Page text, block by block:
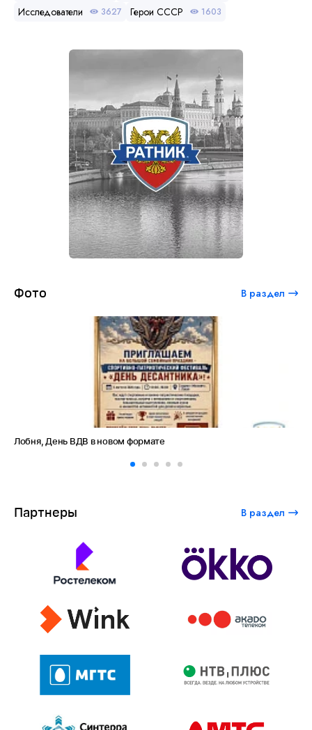
Исследователи 3627 Герои СССР 1603
Фото В раздел
Лобня, День ВДВ в новом формате
Партнеры В раздел